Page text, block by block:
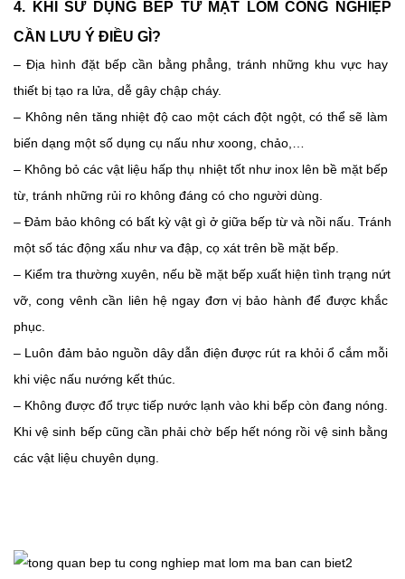
4. KHI SỬ DỤNG BẾP TỪ MẶT LÕM CÔNG NGHIỆP
CẦN LƯU Ý ĐIỀU GÌ?
– Địa hình đặt bếp cần bằng phẳng, tránh những khu vực hay
thiết bị tạo ra lửa, dễ gây chập cháy.
– Không nên tăng nhiệt độ cao một cách đột ngột, có thể sẽ làm
biến dạng một số dụng cụ nấu như xoong, chảo,…
– Không bỏ các vật liệu hấp thụ nhiệt tốt như inox lên bề mặt bếp
từ, tránh những rủi ro không đáng có cho người dùng.
– Đảm bảo không có bất kỳ vật gì ở giữa bếp từ và nồi nấu. Tránh
một số tác động xấu như va đập, cọ xát trên bề mặt bếp.
– Kiểm tra thường xuyên, nếu bề mặt bếp xuất hiện tình trạng nứt
vỡ, cong vênh cần liên hệ ngay đơn vị bảo hành để được khắc
phục.
– Luôn đảm bảo nguồn dây dẫn điện được rút ra khỏi ổ cắm mỗi
khi việc nấu nướng kết thúc.
– Không được đổ trực tiếp nước lạnh vào khi bếp còn đang nóng.
Khi vệ sinh bếp cũng cần phải chờ bếp hết nóng rồi vệ sinh bằng
các vật liệu chuyên dụng.